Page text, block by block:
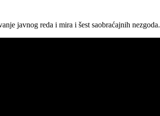
javnog reda i mira i šest saobraćajnih nezgoda.